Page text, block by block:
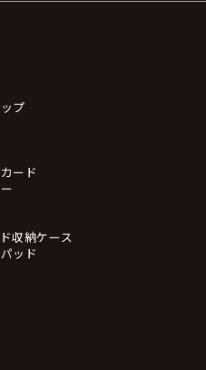
プ
ード
収納ケース
ッド